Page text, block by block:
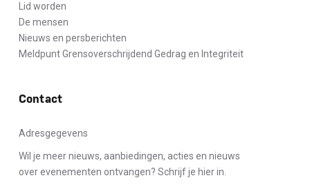
Lid worden
De mensen
Nieuws en persberichten
Meldpunt Grensoverschrijdend Gedrag en Integriteit
Contact
Adresgegevens
Wil je meer nieuws, aanbiedingen, acties en nieuws
over evenementen ontvangen? Schrijf je hier in.